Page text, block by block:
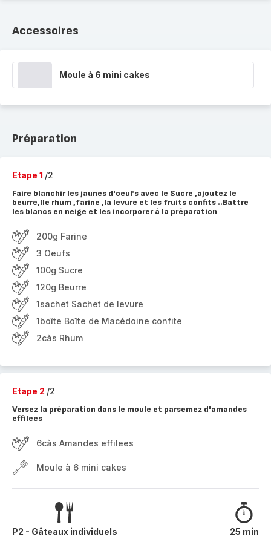
Accessoires
Moule à 6 mini cakes
Préparation
Etape 1 /2
Faire blanchir les jaunes d'oeufs avec le Sucre ,ajoutez le
beurre,lle rhum ,farine ,la levure et les fruits confits ..Battre
les blancs en neige et les incorporer à la préparation
200g Farine
3 Oeufs
100g Sucre
120g Beurre
1sachet Sachet de levure
1boîte Boîte de Macédoine confite
2càs Rhum
Etape 2 /2
Versez la préparation dans le moule et parsemez d'amandes
effilees
6càs Amandes effilees
Moule à 6 mini cakes
P2 - Gâteaux individuels 25 min